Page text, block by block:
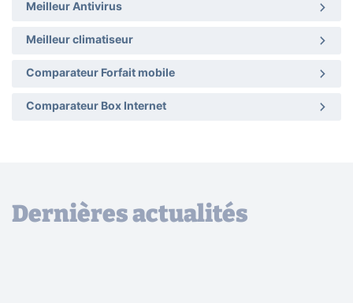
Meilleur Antivirus
Meilleur climatiseur
Comparateur Forfait mobile
Comparateur Box Internet
Dernières actualités